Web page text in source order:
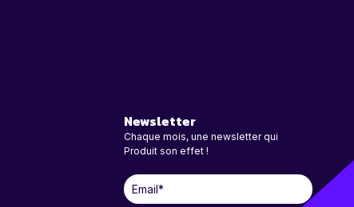
Newsletter
Chaque mois, une newsletter qui
Produit son effet !